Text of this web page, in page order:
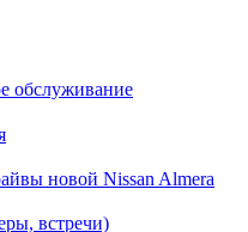
обслуживание
новой Nissan Almera
встречи)